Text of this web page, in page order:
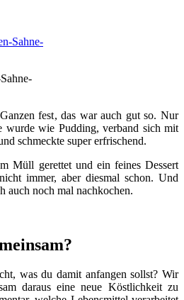
fest, das war auch gut so. Nur
wurde wie Pudding, verband sich mit
schmeckte super erfrischend.
Müll gerettet und ein feines Dessert
immer, aber diesmal schon. Und
auch noch mal nachkochen.
was du damit anfangen sollst? Wir
daraus eine neue Köstlichkeit zu